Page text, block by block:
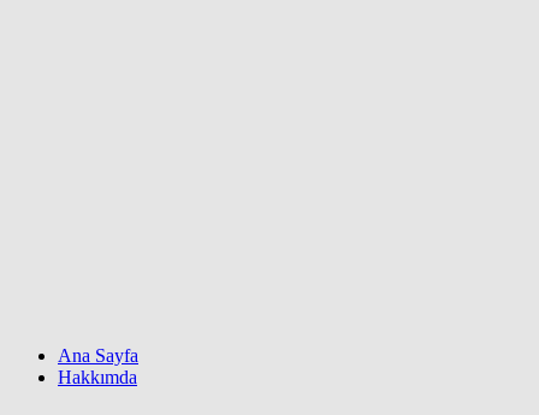
Ana Sayfa
Hakkımda